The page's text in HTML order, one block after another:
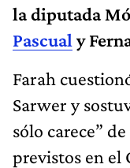
la diputada
Pascualy
Farah
Sarwer y
sólo carece”
previstos en el